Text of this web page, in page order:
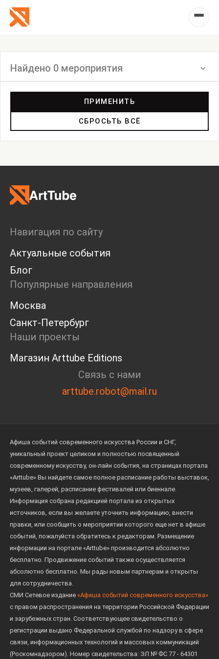
Найдено 0 мероприятия
Дискуссия
Пост-релиз
Пресс-конференция
Ярмарка
Open call
Экскурсия
Дискуссия
Cosmoscow 2024
Blazar 2024
Встречи
Круглый стол
ПРИМЕНИТЬ
СБРОСЬТЬ ВСЁ
Навигация по сайту
Актуальные события
Блог
Популярные направления
Москва
Санкт-Петербург
Наши проекты
Магазин Arttube Editions
Связь с нами
arttube.robot@mail.ru
Афиша событий современного искусства России и СНГ,
уникальный проект целиком и полностью посвященный
современному искусству, он-лайн события, на страницах портала
«Arttube» Вы найдете самое полное расписание работы выставок,
музеев, галерей, расписание фестивалей или биеннале.
Информация собрана редакцией портала из открытых
источников, если вы желаете уточнить информацию, внести
правки, или сообщить о мероприятии которого еще нет в афише
событий, пожалуйста обратитесь к редакторам. Размещение
информации на портале «Arttube» производится абсолютно
бесплатно. Продвижение событий также осуществляется
абсолютно бесплатно. Мы рады новым партнерам и открыты
для сотрудничества.
СМИ Сетевое издание «Афиша событий современного искусства»
с правом распространения на территории Российской Федерации
и зарубежных стран. Соответствующее свидетельство о
регистрации выдано Федеральной службой по надзору в сфере
связи, информационных технологий и массовых коммуникаций
(Роскомнадзором). Номер свидетельства: ЭЛ № ФС 77 - 64301